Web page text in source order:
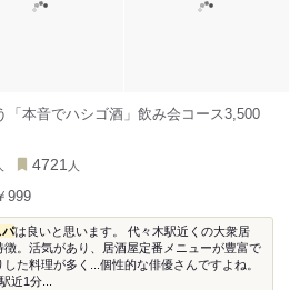
本音でハシゴ酒」飲み会コース3,500
4721 人
999
パは良いと思います。 代々木駅近くの大衆居
。活気があり、居酒屋定番メニューが豊富で
た料理が多く...個性的な俳優さんですよね。
近1分...